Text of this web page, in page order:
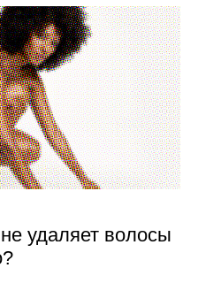
удаляет волосы